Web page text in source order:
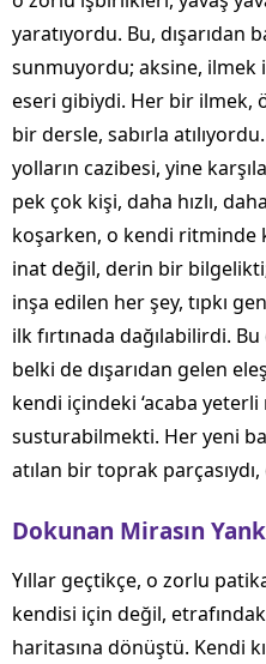
yaratıyordu. Bu, dışarıdan
sunmuyordu; aksine,
eseri gibiydi. Her bir ilmek,
bir dersle, sabırla
yolların cazibesi, yine
pek çok kişi, daha hızlı,
koşarken, o kendi ritminde
inat değil, derin bir
inşa edilen her şey, tıpkı
ilk fırtınada dağılabilirdi.
belki de dışarıdan gelen
kendi içindeki ‘acaba yeterli
susturabilmekti. Her yeni
atılan bir toprak
Dokunan Mirasın
Yıllar geçtikçe, o zorlu
kendisi için değil,
haritasına dönüştü. Kendi